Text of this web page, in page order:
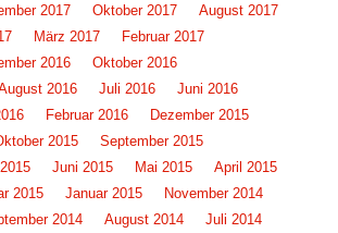
2017 Oktober 2017
August 2017
März 2017
Februar 2017
2016
Oktober 2016
2016 Juli 2016
Juni 2016
Februar 2016
Dezember 2015
2015
September 2015
Juni 2015 Mai 2015
April 2015
2015 Januar 2015
November 2014
2014 August 2014 Juli 2014